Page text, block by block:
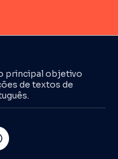
principal objetivo
de textos de